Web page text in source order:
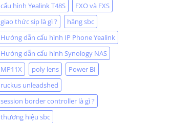
cấu hình Yealink T48S
FXO và FXS
giao thức sip là gì ?
hãng sbc
Hướng dẫn cấu hình IP Phone Yealink
Hướng dẫn cấu hình Synology NAS
MP11X
poly lens
Power BI
ruckus unleadshed
session border controller là gì ?
thương hiệu sbc